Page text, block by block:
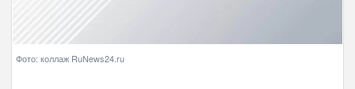
Фото: коллаж RuNews24.ru